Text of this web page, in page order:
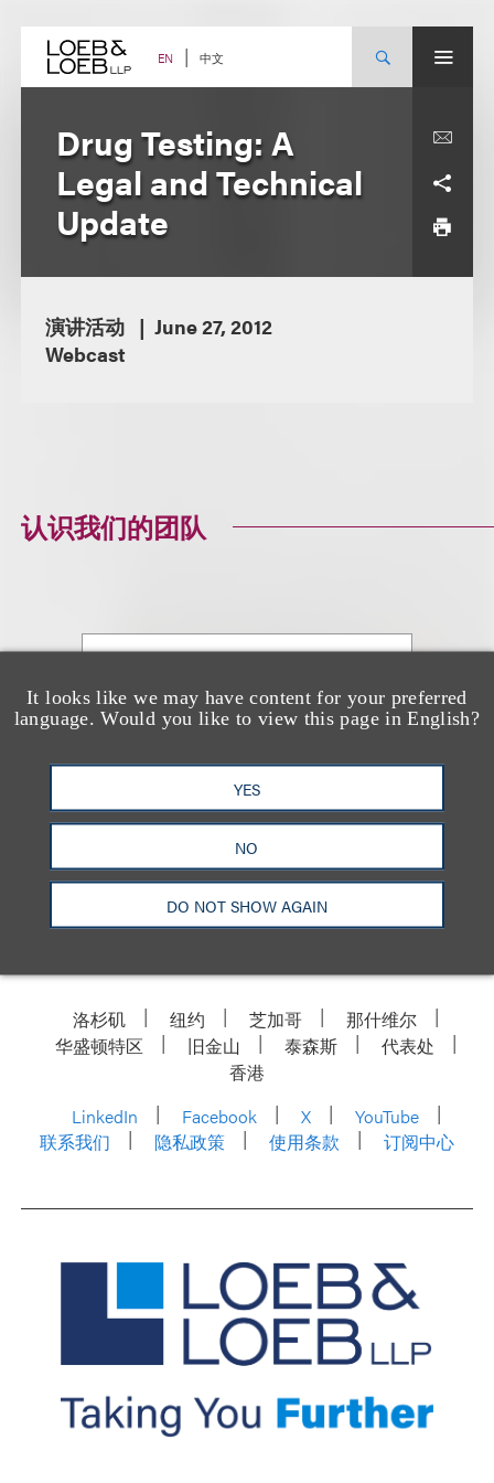
content EN 中文
It looks like we may have content for your preferred
language. Would you like to view this page in English?
YES
NO
DO NOT SHOW AGAIN
Drug Testing: A
Legal and Technical
Update
演讲活动
June 27, 2012
Webcast
认识我们的团队
合伙人
+1.310.282.2299
洛杉矶 纽约 芝加哥
那什维尔
华盛顿特区
旧金山 泰森斯
代表处
香港
LinkedIn
Facebook X
YouTube
联系我们
隐私政策 使用条款 订阅中心